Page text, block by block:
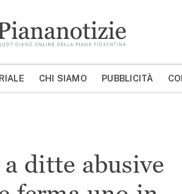
NASCONDI CERCA
CHI SIAMO PUBBLICITÀ
ditte abusive